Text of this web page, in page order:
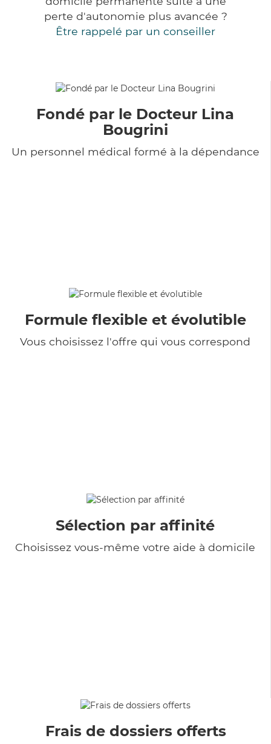
perte d'autonomie plus avancée ?
Être rappelé par un conseiller
Fondé par le Docteur Lina
Bougrini
Un personnel médical formé à la dépendance
Formule flexible et évolutible
Vous choisissez l'offre qui vous correspond
Sélection par affinité
Choisissez vous-même votre aide à domicile
Frais de dossiers offerts